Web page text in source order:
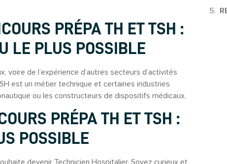
PRÉPA TH ET TSH :
LE PLUS POSSIBLE
voire de l’expérience d’autres secteurs d’activités
est un métier technique et certaines industries
ou les constructeurs de dispositifs médicaux.
PRÉPA TH ET TSH :
POSSIBLE
devenir Technicien Hospitalier. Soyez curieux et